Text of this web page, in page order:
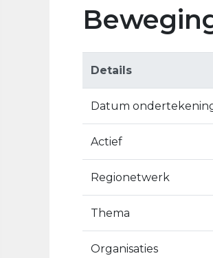
Details
Datum
Actief
Regionetwerk
Thema
Organisaties